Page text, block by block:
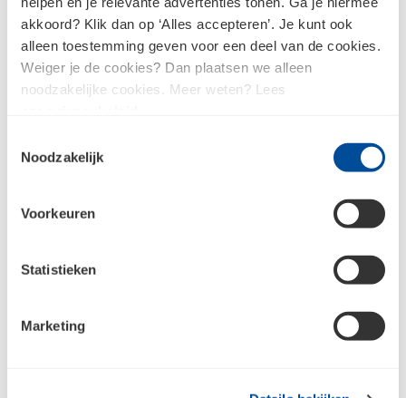
akkoord? Klik dan op ‘Alles accepteren’. Je kunt ook
alleen toestemming geven voor een deel van de cookies.
Weiger je de cookies? Dan plaatsen we alleen
noodzakelijke cookies. Meer weten? Lees
Noodzakelijk
Voorkeuren
Statistieken
Marketing
Professionele begeleiding
Nog nooit met prefab gewerkt? Kies voor onze
begeleiding, samen kijken we naar een passende
één aanspreekpunt en volledige ontzorging. Zo
profiteer ook jij van de vele voordelen van prefab.